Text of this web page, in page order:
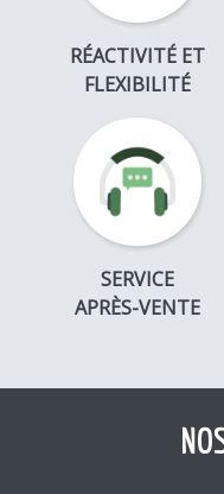
RÉACTIVITÉ ET
FLEXIBILITÉ
SERVICE
APRÈS-VENTE